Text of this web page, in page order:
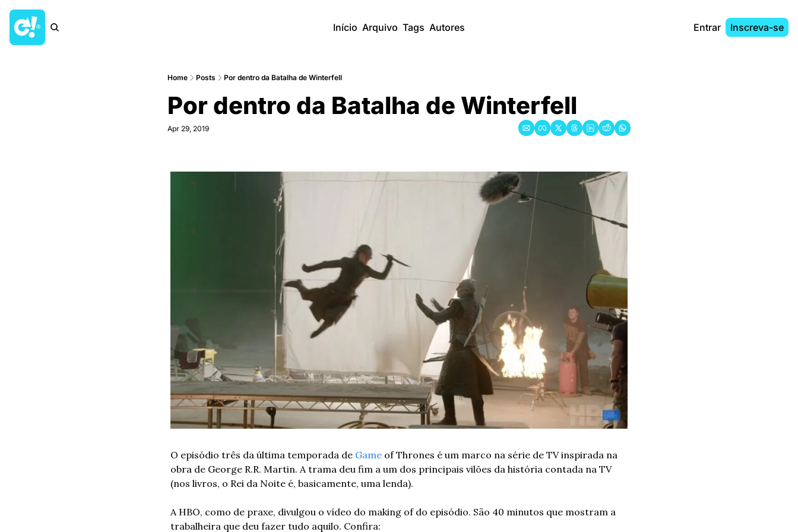
Início Arquivo Tags Autores Entrar Inscreva-se
Home Posts Por dentro da Batalha de Winterfell
Por dentro da Batalha de Winterfell
Apr 29, 2019
O episódio três da última temporada de Game of Thrones é um marco na série de TV inspirada na
obra de George R.R. Martin. A trama deu fim a um dos principais vilões da história contada na TV
(nos livros, o Rei da Noite é, basicamente, uma lenda).
A HBO, como de praxe, divulgou o vídeo do making of do episódio. São 40 minutos que mostram a
trabalheira que deu fazer tudo aquilo. Confira: